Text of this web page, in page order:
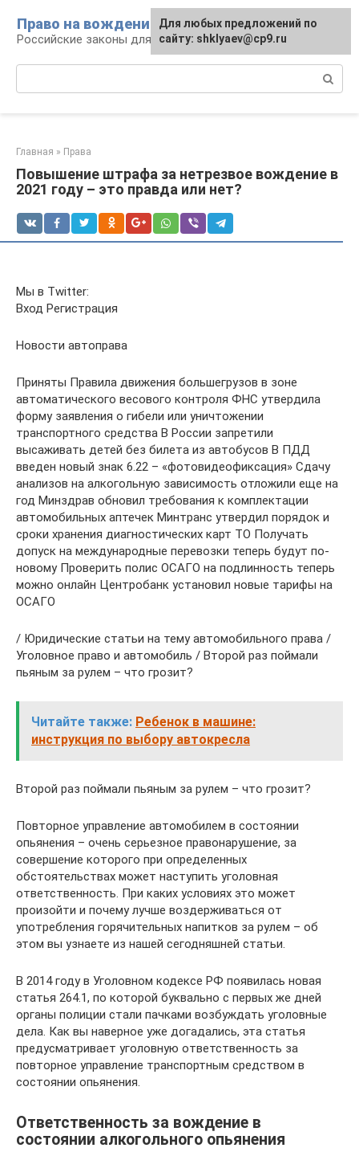
контенту
Право на вождение
Российские законы для автомобилистов
Главная » Права
Повышение штрафа за нетрезвое вождение в
2021 году – это правда или нет?
Мы в Twitter:
Вход Регистрация
Новости автоправа
Приняты Правила движения большегрузов в зоне
автоматического весового контроля ФНС утвердила
форму заявления о гибели или уничтожении
транспортного средства В России запретили
высаживать детей без билета из автобусов В ПДД
введен новый знак 6.22 – «фотовидеофиксация» Сдачу
анализов на алкогольную зависимость отложили еще на
год Минздрав обновил требования к комплектации
автомобильных аптечек Минтранс утвердил порядок и
сроки хранения диагностических карт ТО Получать
допуск на международные перевозки теперь будут по-
новому Проверить полис ОСАГО на подлинность теперь
можно онлайн Центробанк установил новые тарифы на
ОСАГО
/ Юридические статьи на тему автомобильного права /
Уголовное право и автомобиль / Второй раз поймали
пьяным за рулем – что грозит?
Читайте также: Ребенок в машине:
инструкция по выбору автокресла
Второй раз поймали пьяным за рулем – что грозит?
Повторное управление автомобилем в состоянии
опьянения – очень серьезное правонарушение, за
совершение которого при определенных
обстоятельствах может наступить уголовная
ответственность. При каких условиях это может
произойти и почему лучше воздерживаться от
употребления горячительных напитков за рулем – об
этом вы узнаете из нашей сегодняшней статьи.
В 2014 году в Уголовном кодексе РФ появилась новая
статья 264.1, по которой буквально с первых же дней
органы полиции стали пачками возбуждать уголовные
дела. Как вы наверное уже догадались, эта статья
предусматривает уголовную ответственность за
повторное управление транспортным средством в
состоянии опьянения.
Ответственность за вождение в
состоянии алкогольного опьянения
Для любых предложений по
сайту: shklyaev@cp9.ru